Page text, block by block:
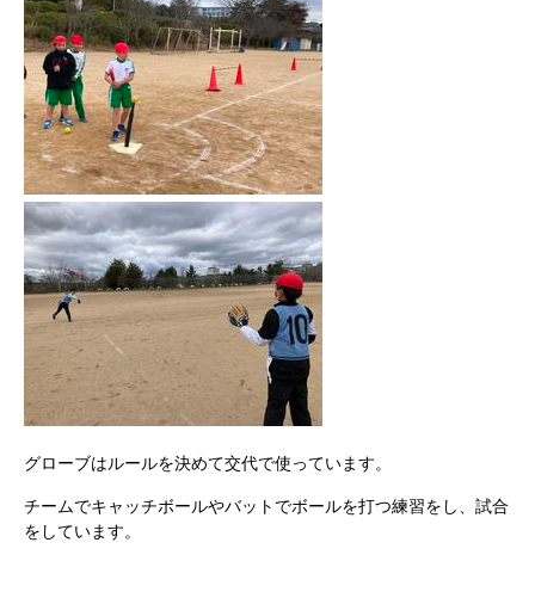
グローブはルールを決めて交代で使っています。
チームでキャッチボールやバットでボールを打つ練習をし、試合
をしています。